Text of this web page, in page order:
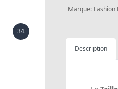
34
Marque: Fashion
Description